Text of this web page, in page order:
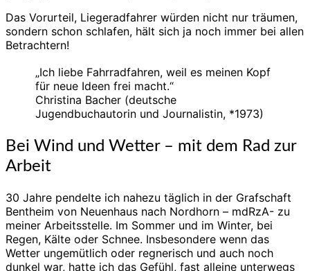
Das Vorurteil, Liegeradfahrer würden nicht nur träumen,
sondern schon schlafen, hält sich ja noch immer bei allen
Betrachtern!
„Ich liebe Fahrradfahren, weil es meinen Kopf
für neue Ideen frei macht.“
Christina Bacher (deutsche
Jugendbuchautorin und Journalistin, *1973)
Bei Wind und Wetter – mit dem Rad zur
Arbeit
30 Jahre pendelte ich nahezu täglich in der Grafschaft
Bentheim von Neuenhaus nach Nordhorn – mdRzA- zu
meiner Arbeitsstelle. Im Sommer und im Winter, bei
Regen, Kälte oder Schnee. Insbesondere wenn das
Wetter ungemütlich oder regnerisch und auch noch
dunkel war, hatte ich das Gefühl, fast alleine unterwegs